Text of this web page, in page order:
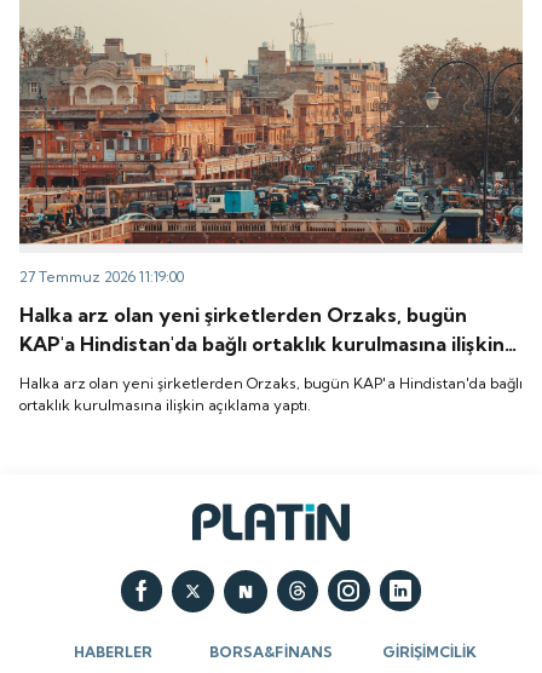
27 Temmuz 2026 11:19:00
Halka arz olan yeni şirketlerden Orzaks, bugün
KAP'a Hindistan'da bağlı ortaklık kurulmasına ilişkin
açıklama yaptı.
Halka arz olan yeni şirketlerden Orzaks, bugün KAP'a Hindistan'da bağlı
ortaklık kurulmasına ilişkin açıklama yaptı.
HABERLER BORSA&FİNANS GİRİŞİMCİLİK